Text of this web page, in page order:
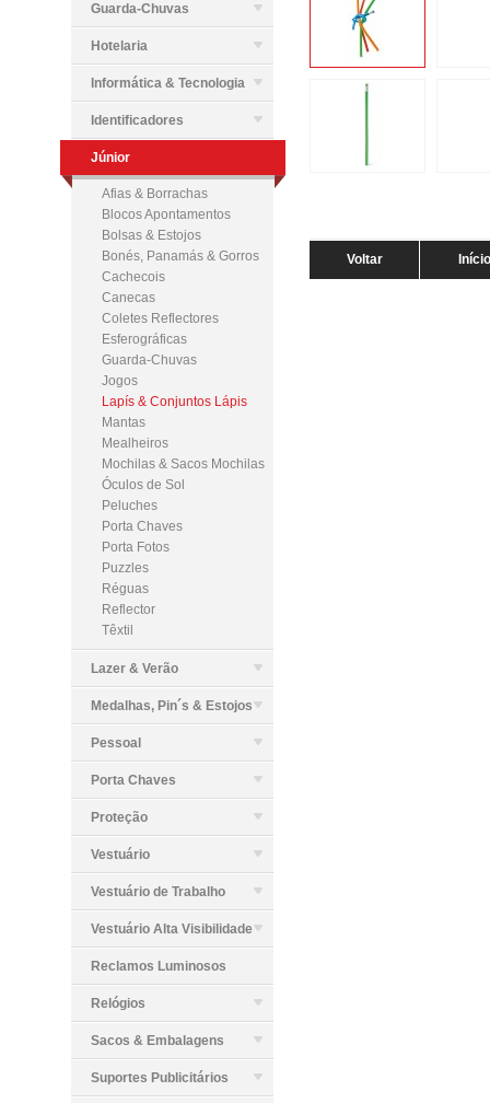
Guarda-Chuvas
Hotelaria
Informática & Tecnologia
Identificadores
Júnior
Afias & Borrachas
Blocos Apontamentos
Bolsas & Estojos
Bonés, Panamás & Gorros
Cachecois
Canecas
Coletes Reflectores
Esferográficas
Guarda-Chuvas
Jogos
Lapís & Conjuntos Lápis
Mantas
Mealheiros
Mochilas & Sacos Mochilas
Óculos de Sol
Peluches
Porta Chaves
Porta Fotos
Puzzles
Réguas
Reflector
Têxtil
Lazer & Verão
Medalhas, Pin´s & Estojos
Pessoal
Porta Chaves
Proteção
Vestuário
Vestuário de Trabalho
Vestuário Alta Visibilidade
Reclamos Luminosos
Relógios
Sacos & Embalagens
Suportes Publicitários
Voltar Início